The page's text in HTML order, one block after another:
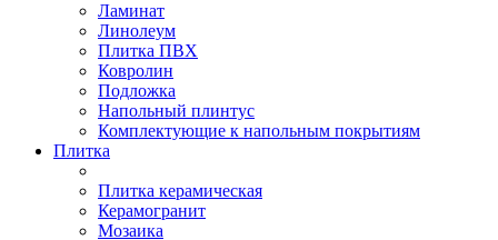
Ламинат
Линолеум
Плитка ПВХ
Ковролин
Подложка
Напольный плинтус
Комплектующие к напольным покрытиям
Плитка
Плитка керамическая
Керамогранит
Мозаика